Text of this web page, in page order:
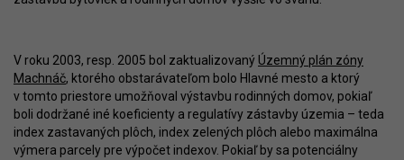
V roku 2003, resp. 2005 bol zaktualizovaný Územný plán zóny
Machnáč, ktorého obstarávateľom bolo Hlavné mesto a ktorý
v tomto priestore umožňoval výstavbu rodinných domov, pokiaľ
boli dodržané iné koeficienty a regulatívy zástavby územia – teda
index zastavaných plôch, index zelených plôch alebo maximálna
výmera parcely pre výpočet indexov. Pokiaľ by sa potenciálny